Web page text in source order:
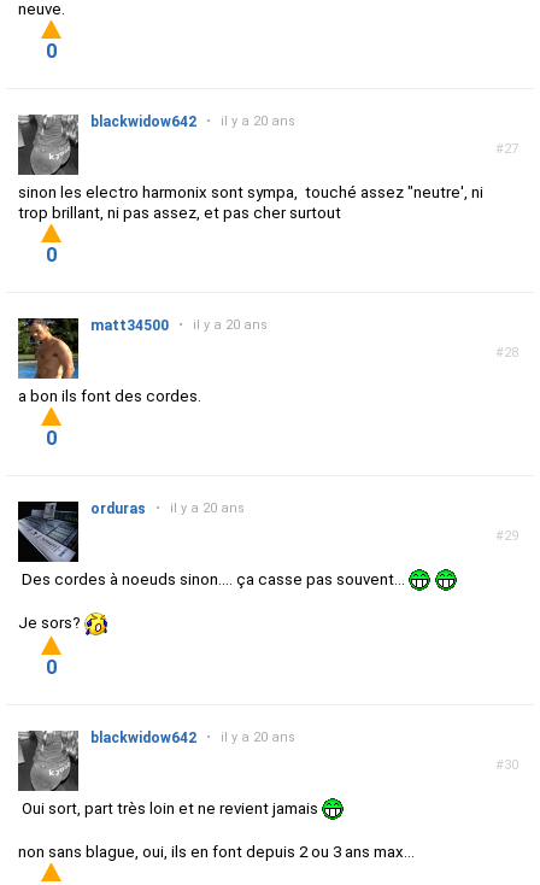
neuve.
0
#27
blackwidow642 • il y a 20 ans
sinon les electro harmonix sont sympa, touché assez "neutre', ni
trop brillant, ni pas assez, et pas cher surtout
0
#28
matt34500 • il y a 20 ans
a bon ils font des cordes.
0
#29
orduras • il y a 20 ans
Des cordes à noeuds sinon.... ça casse pas souvent...
Je sors?
0
#30
blackwidow642 • il y a 20 ans
Oui sort, part très loin et ne revient jamais
non sans blague, oui, ils en font depuis 2 ou 3 ans max...